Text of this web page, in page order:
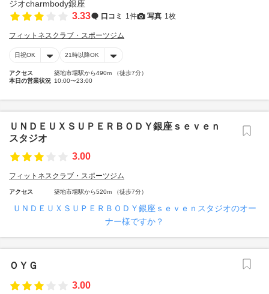
3.33 口コミ 1件 写真 1枚
フィットネスクラブ・スポーツジム
日祝OK 21時以降OK
アクセス
築地市場駅から490m （徒歩7分）
本日の営業状況 10:00〜23:00
ＵＮＤＥＵＸＳＵＰＥＲＢＯＤＹ銀座ｓｅｖｅｎ
スタジオ
3.00
フィットネスクラブ・スポーツジム
アクセス 築地市場駅から520m （徒歩7分）
ＵＮＤＥＵＸＳＵＰＥＲＢＯＤＹ銀座ｓｅｖｅｎスタジオのオー
ナー様ですか？
ＯＹＧ
3.00